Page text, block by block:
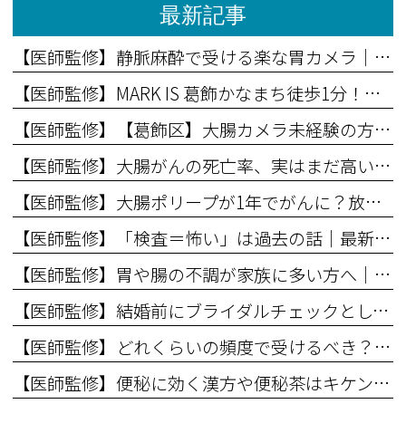
最新記事
【医師監修】静脈麻酔で受ける楽な胃カメラ｜完全に眠ったことを確認してから行う安心検査
【医師監修】MARK IS 葛飾かなまち徒歩1分！新ランドマーク隣接の内視鏡クリニックで無痛検査を
【医師監修】【葛飾区】大腸カメラ未経験の方に読んでほしい記事
【医師監修】大腸がんの死亡率、実はまだ高いって知ってましたか？
【医師監修】大腸ポリープが1年でがんに？放置のリスクを解説
【医師監修】「検査＝怖い」は過去の話｜最新の大腸内視鏡検査事情とは
【医師監修】胃や腸の不調が家族に多い方へ｜あなたのリスクは？
【医師監修】結婚前にブライダルチェックとして胃腸検査を受けるべき理由
【医師監修】どれくらいの頻度で受けるべき？内視鏡のベストタイミング
【医師監修】便秘に効く漢方や便秘茶はキケン！長期に飲んでいると起こる事